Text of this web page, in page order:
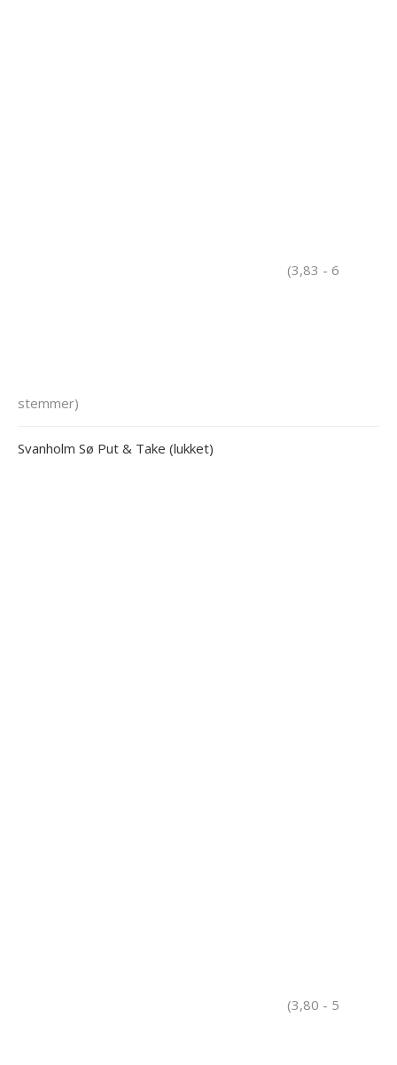
(3,83 - 6
stemmer)
Svanholm Sø Put & Take (lukket)
(3,80 - 5